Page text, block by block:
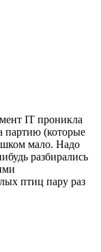
IT проникла
партию (которые
мало. Надо
разбирались
птиц пару раз